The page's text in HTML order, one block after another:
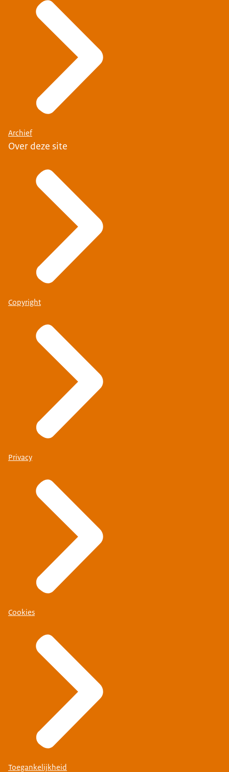
Archief
Over deze site
Copyright
Privacy
Cookies
Toegankelijkheid